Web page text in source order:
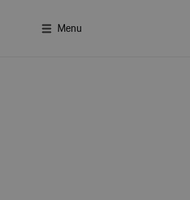
Menu